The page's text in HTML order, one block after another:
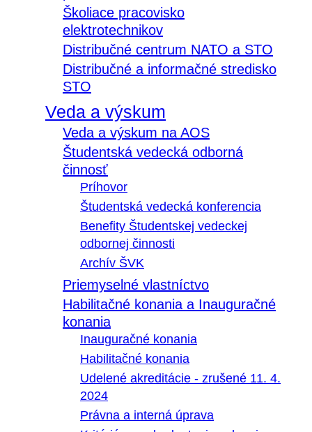
Školiace pracovisko
elektrotechnikov
Distribučné centrum NATO a STO
Distribučné a informačné stredisko
STO
Veda a výskum
Veda a výskum na AOS
Študentská vedecká odborná
činnosť
Príhovor
Študentská vedecká konferencia
Benefity Študentskej vedeckej
odbornej činnosti
Archív ŠVK
Priemyselné vlastníctvo
Habilitačné konania a Inauguračné
konania
Inauguračné konania
Habilitačné konania
Udelené akreditácie - zrušené 11. 4.
2024
Právna a interná úprava